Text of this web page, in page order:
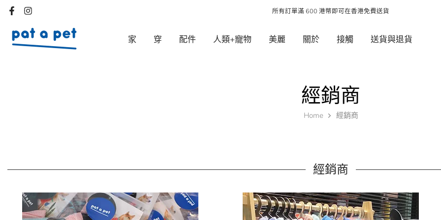
Skip
content
所有訂單滿 600 港幣即可在香港免費送貨
家 穿 配件 人類+寵物 美麗 關於 接觸 送貨與退貨
經銷商
Home 經銷商
經銷商